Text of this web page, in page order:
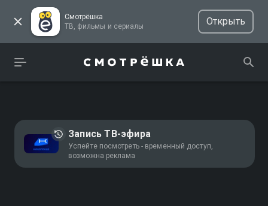
Смотрёшка
ТВ, фильмы и сериалы
Открыть
Запись ТВ-эфира
Успейте посмотреть - временный доступ,
возможна реклама